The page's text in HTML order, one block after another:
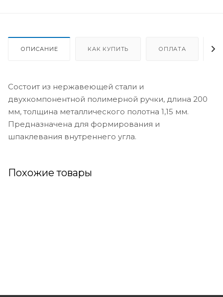
ОПИСАНИЕ КАК КУПИТЬ ОПЛАТА
Состоит из нержавеющей стали и
двухкомпонентной полимерной ручки, длина 200
мм, толщина металлического полотна 1,15 мм.
Предназначена для формирования и
шпаклевания внутреннего угла.
Похожие товары